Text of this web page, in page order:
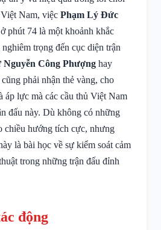
Nam, việc Phạm Lý Đức
phút 74 là một khoảnh khắc
trọng đến cục diện trận
Nguyễn Công Phượng hay
cũng phải nhận thẻ vàng, cho
áp lực mà các cầu thủ Việt Nam
đấu này. Dù không có những
chiều hướng tích cực, nhưng
là bài học về sự kiểm soát cảm
trong những trận đấu đỉnh
động